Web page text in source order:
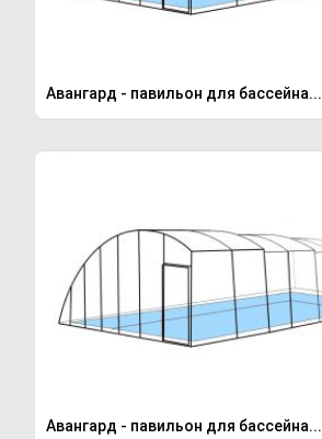
Авангард - павильон для бассейна...
Авангард - павильон для бассейна...